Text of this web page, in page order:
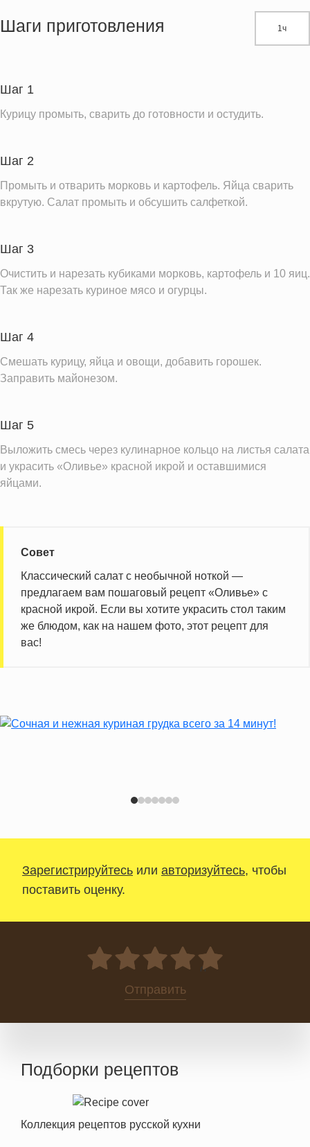
Жиры
Пищевые волокна
Холестерин
Витамин С
14.2 мг
Насыщенные жиры
Шаги приготовления 1ч
Шаг 1
Курицу промыть, сварить до готовности и остудить.
Шаг 2
Промыть и отварить морковь и картофель. Яйца сварить
вкрутую. Салат промыть и обсушить салфеткой.
Шаг 3
Очистить и нарезать кубиками морковь, картофель и 10 яиц.
Так же нарезать куриное мясо и огурцы.
Шаг 4
Смешать курицу, яйца и овощи, добавить горошек.
Заправить майонезом.
Шаг 5
Выложить смесь через кулинарное кольцо на листья салата
и украсить «Оливье» красной икрой и оставшимися
яйцами.
Совет
Классический салат с необычной ноткой —
предлагаем вам пошаговый рецепт «Оливье» с
красной икрой. Если вы хотите украсить стол таким
же блюдом, как на нашем фото, этот рецепт для
вас!
Зарегистрируйтесь или авторизуйтесь, чтобы
поставить оценку.
0
Отправить
Подборки рецептов
Коллекция рецептов русской кухни